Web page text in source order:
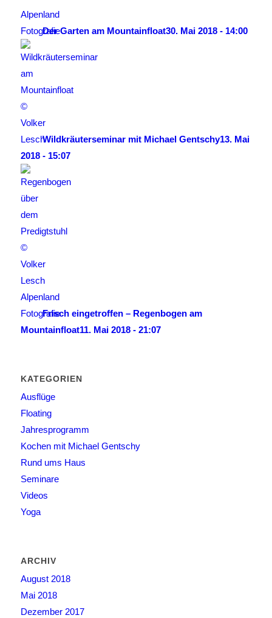
Der Garten am Mountainfloat30. Mai 2018 - 14:00
Wildkräuterseminar mit Michael Gentschy13. Mai
2018 - 15:07
Frisch eingetroffen – Regenbogen am
Mountainfloat11. Mai 2018 - 21:07
KATEGORIEN
Ausflüge
Floating
Jahresprogramm
Kochen mit Michael Gentschy
Rund ums Haus
Seminare
Videos
Yoga
ARCHIV
August 2018
Mai 2018
Dezember 2017